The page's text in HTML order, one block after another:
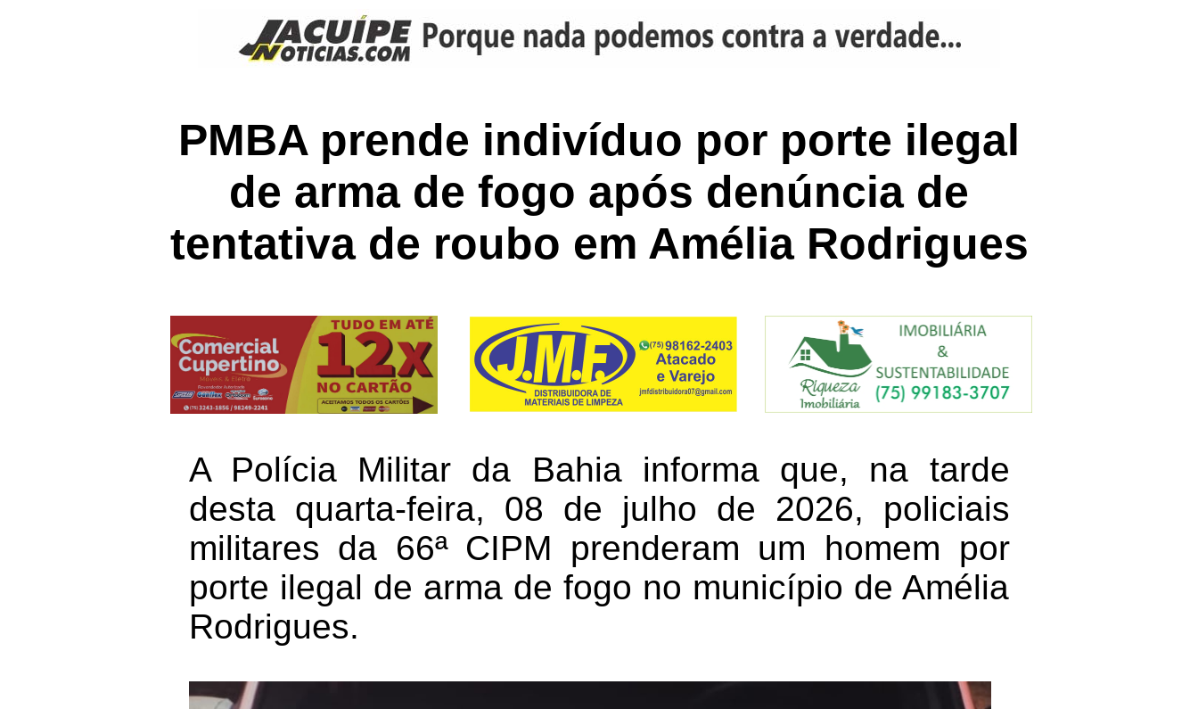
PMBA prende indivíduo por porte ilegal
de arma de fogo após denúncia de
tentativa de roubo em Amélia Rodrigues
A Polícia Militar da Bahia informa que, na tarde
desta quarta-feira, 08 de julho de 2026, policiais
militares da 66ª CIPM prenderam um homem por
porte ilegal de arma de fogo no município de Amélia
Rodrigues.